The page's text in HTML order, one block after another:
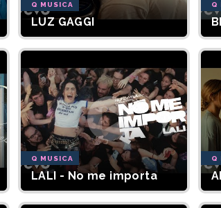
Q MUSICA
LUZ GAGGI
Q
Q MUSICA
LALI - No me importa
Q